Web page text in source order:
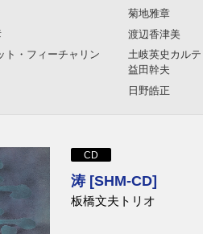
菊地雅章
渡辺香津美
ト・フィーチャリン
土岐英史カル
益田幹夫
日野皓正
CD
涛 [SHM-CD]
板橋文夫トリオ